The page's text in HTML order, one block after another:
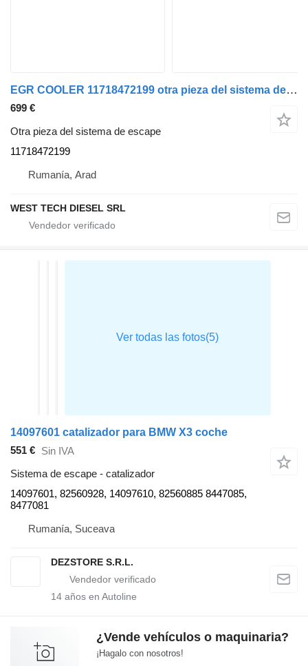
EGR COOLER 11718472199 otra pieza del sistema de escape para BMW 5 (G60, G90, G68) coche
699 €
Otra pieza del sistema de escape
11718472199
Rumanía, Arad
WEST TECH DIESEL SRL
14097601 catalizador para BMW X3 coche
551 € Sin IVA
Sistema de escape - catalizador
14097601, 82560928, 14097610, 82560885 8447085,
8477081
Rumanía, Suceava
DEZSTORE S.R.L.
14 años en Autoline
¿Vende vehículos o maquinaria?
¡Hagalo con nosotros!